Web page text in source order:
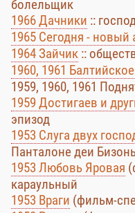
болельщик
1966 Дачники ::
1965 Сегодня - новый
1964 Зайчик ::
1960, 1961
1959, 1960, 1961
1959 Достигаев и
эпизод
1953 Слуга двух
Панталоне деи
1953 Любовь Яровая
караульный
1953 Враги (фильм-